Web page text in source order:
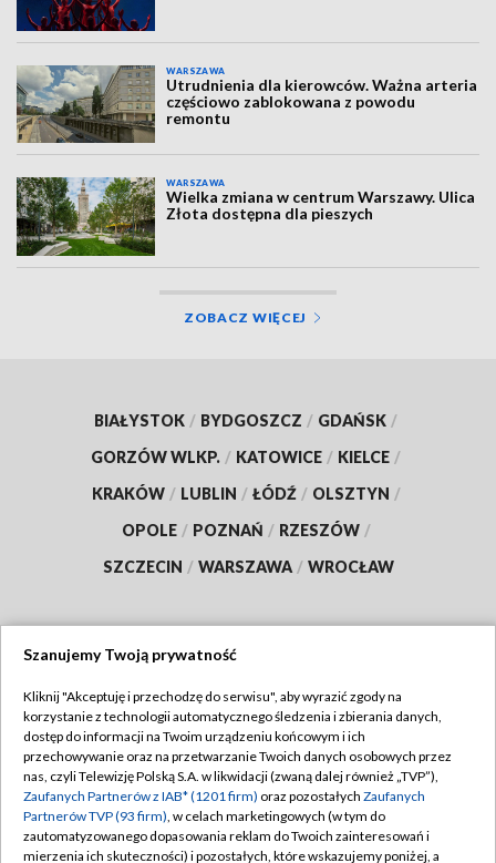
WARSZAWA
Utrudnienia dla kierowców. Ważna arteria
częściowo zablokowana z powodu
remontu
WARSZAWA
Wielka zmiana w centrum Warszawy. Ulica
Złota dostępna dla pieszych
ZOBACZ WIĘCEJ
BIAŁYSTOK / BYDGOSZCZ / GDAŃSK /
GORZÓW WLKP. / KATOWICE / KIELCE /
KRAKÓW / LUBLIN / ŁÓDŹ / OLSZTYN /
OPOLE / POZNAŃ / RZESZÓW /
SZCZECIN / WARSZAWA / WROCŁAW
TVP
Abonament TVP
Emisja w TVP
Centrum informacji TVP
Regulamin TVP
Polityka prywatności
Moje zgody
Szanujemy Twoją prywatność
Kliknij "Akceptuję i przechodzę do serwisu", aby wyrazić zgody na
korzystanie z technologii automatycznego śledzenia i zbierania danych,
dostęp do informacji na Twoim urządzeniu końcowym i ich
przechowywanie oraz na przetwarzanie Twoich danych osobowych przez
nas, czyli Telewizję Polską S.A. w likwidacji (zwaną dalej również „TVP”),
Zaufanych Partnerów z IAB* (1201 firm) oraz pozostałych Zaufanych
Partnerów TVP (93 firm), w celach marketingowych (w tym do
zautomatyzowanego dopasowania reklam do Twoich zainteresowań i
mierzenia ich skuteczności) i pozostałych, które wskazujemy poniżej, a